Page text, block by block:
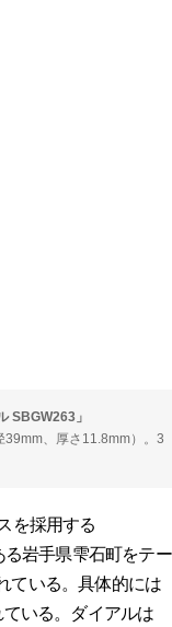
SBGW263」
、厚さ11.8mm）。3
を採用する
る岩手県雫石町をテ
ている。具体的には
ている。ダイアルは